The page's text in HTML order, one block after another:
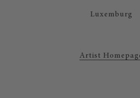
Luxemburg
Artist